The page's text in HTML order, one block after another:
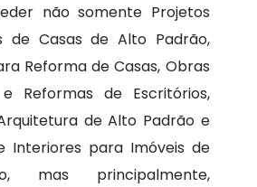
não somente Projetos
de Casas de Alto Padrão,
Reforma de Casas, Obras
Reformas de Escritórios,
de Alto Padrão e
Interiores para Imóveis de
mas principalmente,